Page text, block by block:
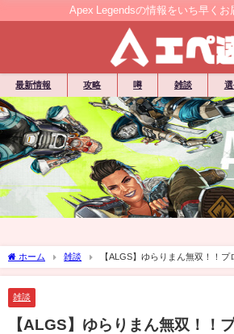
Apex Legendsの情報をいち早くお
最新情報 攻略 噂 雑談
ホーム 雑談
【ALGS】ゆらりまん無双！！
可のコントローラーが使用禁止も
雑談
【ALGS】ゆらりまん無双！！